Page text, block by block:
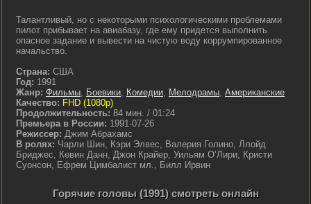
Талантливый, но с некоторыми психологическими проблемами
пилот прибывает на авиабазу, где ему придется выполнить
опасное задание и вывести на чистую воду коррумпированное
начальство.
Страна: США
Год: 1991
Жанр: Фильмы, Боевики, Комедии, Мелодрамы, Американские
Качество: FHD (1080p)
Продолжительность: 84 мин. / 01:24
Премьера в России: 1991-07-26
Режиссер: Джим Абрахамс
В ролях: Чарли Шин, Кэри Элвес, Валерия Голино, Ллойд
Бриджес, Кевин Данн, Джон Крайер, Уильям О’Лири, Кристи
Суонсон, Ефрем Цимбалист мл., Билл Ирвин
Горячие головы (1991) смотреть онлайн